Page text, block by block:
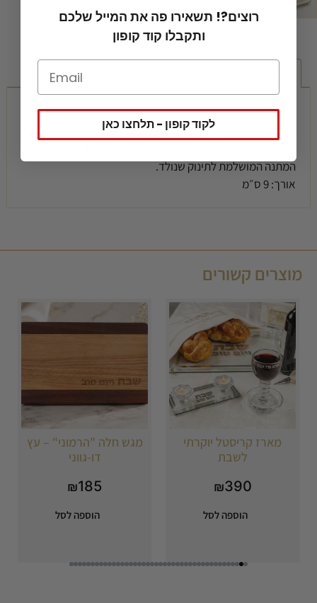
תיאור
המתנה המושלמת לתינוק שנולד.
אורך: 9 ס״מ
מוצרים קשורים
מארז קריסטל יוקרתי
לשבת
₪390
הוספה לסל
מגש חלה "הרמוני" – עץ
דו-גווני
₪185
הוספה לסל
רוצים?! תשאירו פה את המייל שלכם
ותקבלו קוד קופון
לקוד קופון - תלחצו כאן